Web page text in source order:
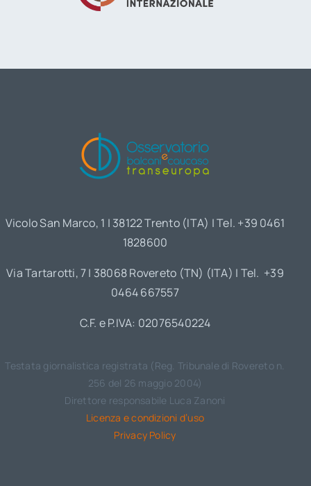
Vicolo San Marco, 1 | 38122 Trento (ITA) | Tel. +39 0461
1828600
Via Tartarotti, 7 | 38068 Rovereto (TN) (ITA) | Tel. +39
0464 667557
C.F. e P.IVA: 02076540224
Testata giornalistica registrata (Reg. Tribunale di Rovereto n.
256 del 26 maggio 2004)
Direttore responsabile Luca Zanoni
Licenza e condizioni d’uso
Privacy Policy